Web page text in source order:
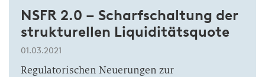
NSFR 2.0 – Scharfschaltung der
strukturellen Liquiditätsquote
01.03.2021
Regulatorischen Neuerungen zur